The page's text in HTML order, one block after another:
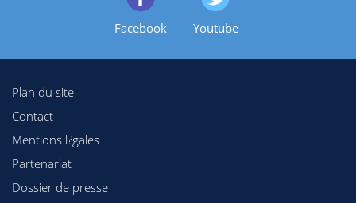
Facebook Youtube
Plan du site
Contact
Mentions l?gales
Partenariat
Dossier de presse